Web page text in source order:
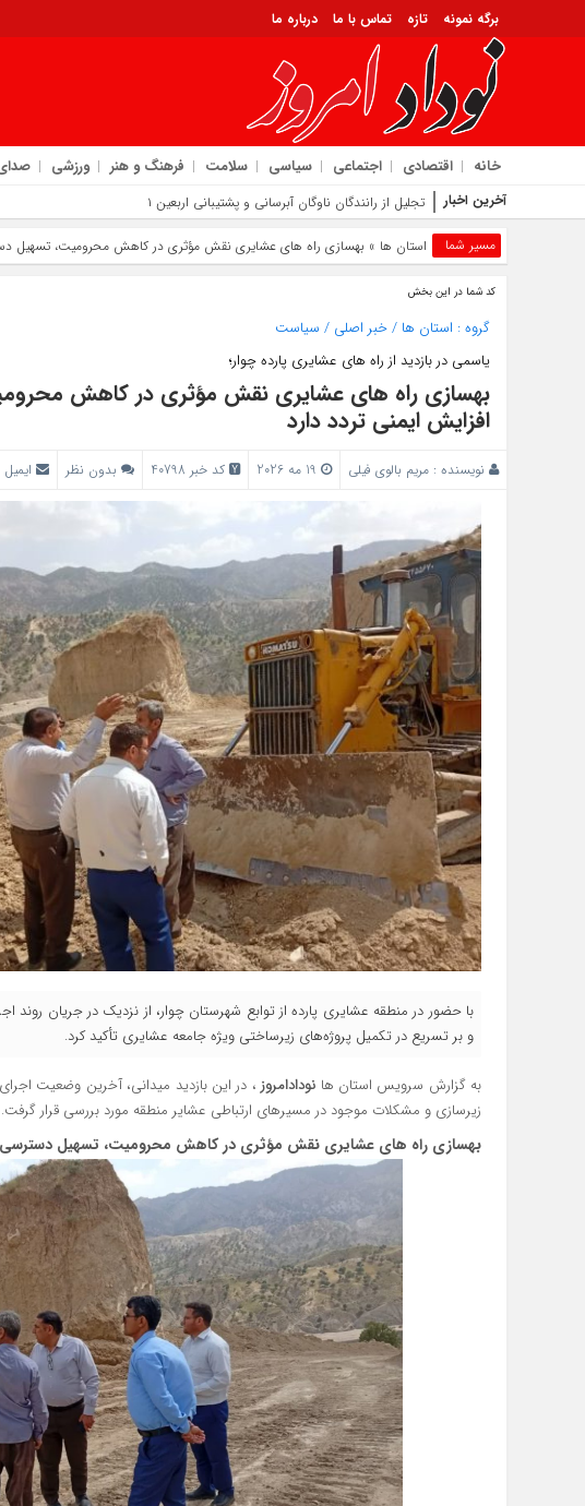
برگه نمونه تازه تماس با ما درباره ما
خانه اقتصادی اجتماعی سیاسی سلامت فرهنگ و هنر ورزشی
آخرین اخبار تجلیل از رانندگان ناوگان آبرسانی و پشتیبانی اربعین ۱۴۰۵ توسط شرکت آب و فاضلاب استان ایلام
مسیر شما استان ها » بهسازی راه‌ های عشایری نقش مؤثری در کاهش محرومیت، تسهیل
کد شما در این بخش
گروه : استان ها /خبر اصلی / سیاست
یاسمی در بازدید از راه‌ های عشایری پارده چوار؛
بهسازی راه‌ های عشایری نقش مؤثری در کاهش
افزایش ایمنی تردد دارد
نویسنده : مریم بالوی فیلی کد خبر 40798 بدون نظر ایمیل
با حضور در منطقه عشایری پارده از توابع شهرستان چوار، از نزدیک در جریان روند
و بر تسریع در تکمیل پروژه‌های زیرساختی ویژه جامعه عشایری تأکید کرد.
به گزارش سرویس استان ها نودادامروز، در این بازدید میدانی، آخرین وضعیت
زیرسازی و مشکلات موجود در مسیرهای ارتباطی عشایر منطقه مورد بررسی قرار گرفت.
بهسازی راه‌ های عشایری نقش مؤثری در کاهش محرومیت، تسهیل دسترسی